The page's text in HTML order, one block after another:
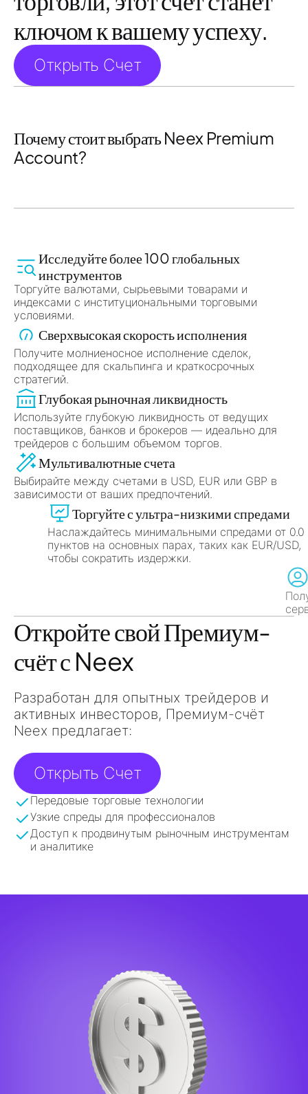
ключом к вашему успеху.
Открыть Счет
Почему стоит выбрать Neex Premium
Account?
Исследуйте более 100 глобальных
инструментов
Торгуйте валютами, сырьевыми товарами и
индексами с институциональными торговыми
условиями.
Сверхвысокая скорость исполнения
Получите молниеносное исполнение сделок,
подходящее для скальпинга и краткосрочных
стратегий.
Глубокая рыночная ликвидность
Используйте глубокую ликвидность от ведущих
поставщиков, банков и брокеров — идеально для
трейдеров с большим объемом торгов.
Мультивалютные счета
Выбирайте между счетами в USD, EUR или GBP в
зависимости от ваших предпочтений.
Торгуйте с ультра-низкими спредами
Наслаждайтесь минимальными спредами от 0.0
пунктов на основных парах, таких как EUR/USD,
чтобы сократить издержки.
Откройте свой Премиум-
счёт с Neex
Разработан для опытных трейдеров и
активных инвесторов, Премиум-счёт
Neex предлагает:
Открыть Счет
Передовые торговые технологии
Узкие спреды для профессионалов
Доступ к продвинутым рыночным инструментам
и аналитике